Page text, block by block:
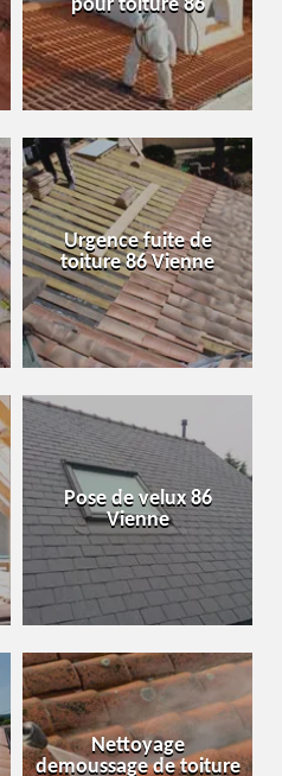
pour toiture 86
Urgence fuite de
toiture 86 Vienne
Pose de velux 86
Vienne
Nettoyage
demoussage de toiture